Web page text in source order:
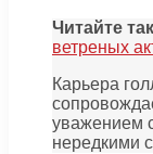
Читайте
ветреных
Карьера
уважением
нередкими